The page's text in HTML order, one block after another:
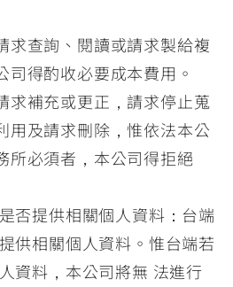
求查詢、閱讀或請求製給複
司得酌收必要成本費用。
求補充或更正，請求停止蒐
用及請求刪除，惟依法本公
所必須者，本公司得拒絕
否提供相關個人資料：台端
供相關個人資料。惟台端若
資料，本公司將無 法進行